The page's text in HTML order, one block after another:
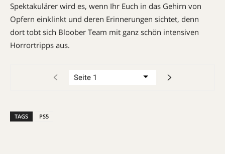
Spektakulärer wird es, wenn Ihr Euch in das Gehirn von
Opfern einklinkt und deren Erinnerungen sichtet, denn
dort tobt sich Bloober Team mit ganz schön intensiven
Horrortripps aus.
TAGS PS5